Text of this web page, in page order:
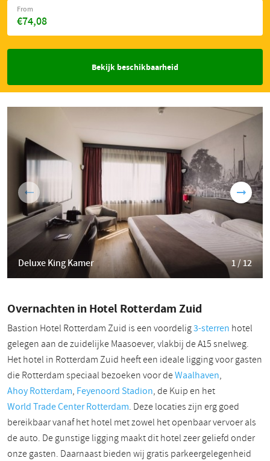
€74,08
From
Bekijk beschikbaarheid
Deluxe King Kamer 1 / 12
Overnachten in Hotel Rotterdam Zuid
Bastion Hotel Rotterdam Zuid is een voordelig3-sterren hotel
gelegen aan de zuidelijke Maasoever, vlakbij de A15 snelweg.
Het hotel in Rotterdam Zuid heeft een ideale ligging voor gasten
die Rotterdam speciaal bezoeken voor deWaalhaven,
Ahoy Rotterdam, Feyenoord Stadion, de Kuip en het
World Trade Center Rotterdam. Deze locaties zijn erg goed
bereikbaar vanaf het hotel met zowel het openbaar vervoer als
de auto. De gunstige ligging maakt dit hotel zeer geliefd onder
onze gasten. Daarnaast bieden wij gratis parkeergelegenheid